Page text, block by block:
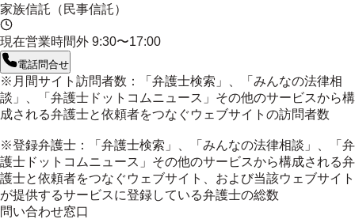
家族信託（民事信託）
現在営業時間外 9:30〜17:00
電話問合せ
※月間サイト訪問者数：「弁護士検索」、「みんなの法律相
談」、「弁護士ドットコムニュース」その他のサービスから構
成される弁護士と依頼者をつなぐウェブサイトの訪問者数
※登録弁護士：「弁護士検索」、「みんなの法律相談」、「弁
護士ドットコムニュース」その他のサービスから構成される弁
護士と依頼者をつなぐウェブサイト、および当該ウェブサイト
が提供するサービスに登録している弁護士の総数
問い合わせ窓口